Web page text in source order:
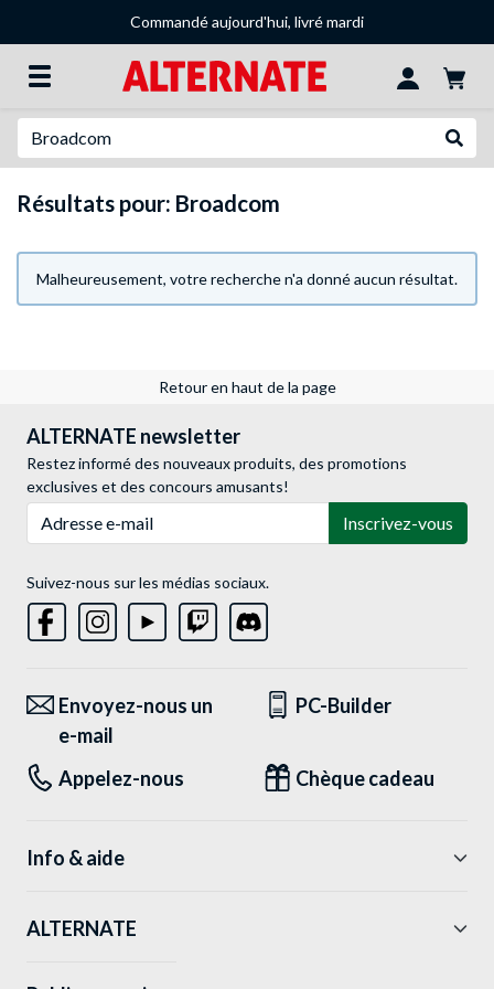
Commandé aujourd'hui, livré mardi
Résultats pour: Broadcom
Malheureusement, votre recherche n'a donné aucun résultat.
Retour en haut de la page
ALTERNATE newsletter
Restez informé des nouveaux produits, des promotions
exclusives et des concours amusants!
Inscrivez-vous
Suivez-nous sur les médias sociaux.
Envoyez-nous un
e-mail
PC-Builder
Appelez-nous Chèque cadeau
Info & aide
ALTERNATE